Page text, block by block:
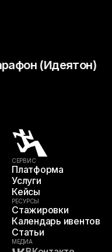
(Идеятон)
СЕРВИС
Платформа
Услуги
Кейсы
РЕСУРСЫ
Стажировки
Календарь ивентов
Статьи
МЕДИА